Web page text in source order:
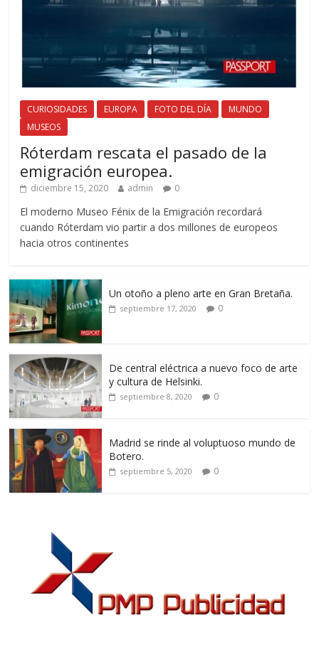
CURIOSIDADES EUROPA FOTO DEL DÍA
MUNDO
MUSEOS
Róterdam rescata el pasado de la
emigración europea.
diciembre 15, 2020 admin 0
El moderno Museo Fénix de la Emigración recordará
cuando Róterdam vio partir a dos millones de europeos
hacia otros continentes
Un otoño a pleno arte en Gran Bretaña.
septiembre 17, 2020 0
De central eléctrica a nuevo foco de arte
y cultura de Helsinki.
septiembre 8, 2020 0
Madrid se rinde al voluptuoso mundo de
Botero.
septiembre 5, 2020 0